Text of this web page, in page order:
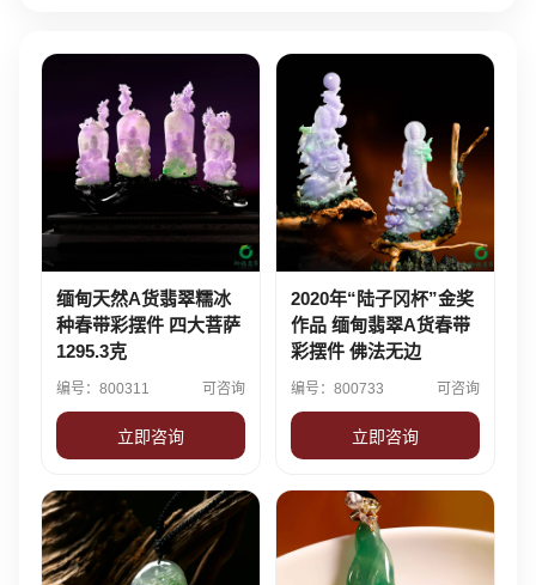
缅甸天然A货翡翠糯冰
种春带彩摆件 四大菩萨
1295.3克
编号：800311 可咨询
立即咨询
2020年“陆子冈杯”金奖
作品 缅甸翡翠A货春带
彩摆件 佛法无边
编号：800733 可咨询
立即咨询